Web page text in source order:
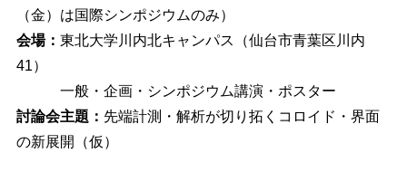
（金）は国際シンポジウムのみ）
会場： 東北大学川内北キャンパス（仙台市青葉区川内
41）
一般・企画・シンポジウム講演・ポスター
討論会主題： 先端計測・解析が切り拓くコロイド・界面
の新展開（仮）